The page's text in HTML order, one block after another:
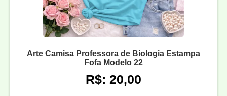
Arte Camisa Professora de Biologia Estampa
Fofa Modelo 22
R$: 20,00